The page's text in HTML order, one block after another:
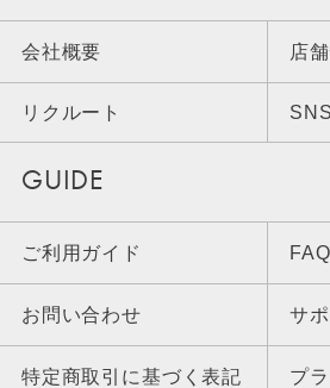
会社概要 店
リクルート SNS
GUIDE
ご利用ガイド FAQ
お問い合わせ サ
特定商取引に基づく表記 プ